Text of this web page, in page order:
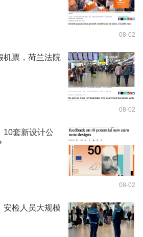
08-02
机票，荷兰法院
08-02
10套新设计公
08-02
安检人员大规模